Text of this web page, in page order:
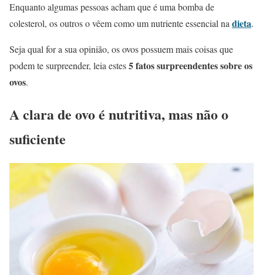
Enquanto algumas pessoas acham que é uma bomba de
colesterol, os outros o vêem como um nutriente essencial nadieta.
Seja qual for a sua opinião, os ovos possuem mais coisas que
podem te surpreender, leia estes5 fatos surpreendentes sobre os
ovos.
A clara de ovo é nutritiva, mas não o
suficiente